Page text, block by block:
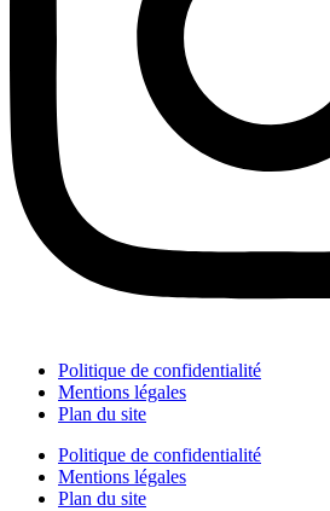
Politique de confidentialité
Mentions légales
Plan du site
Politique de confidentialité
Mentions légales
Plan du site